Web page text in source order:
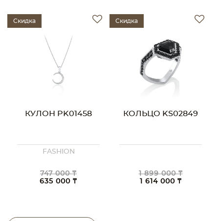
Скидка
КУЛОН PK01458
FASHION
747 000 ₸
635 000 ₸
Скидка
КОЛЬЦО KS02849
1 899 000 ₸
1 614 000 ₸